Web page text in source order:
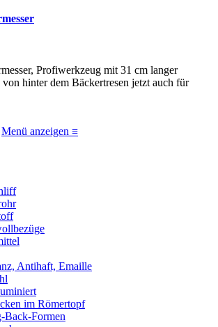
Profiwerkzeug mit 31 cm langer
hinter dem Bäckertresen jetzt auch für
Menü anzeigen ≡
Antihaft, Emaille
im Römertopf
Back-Formen